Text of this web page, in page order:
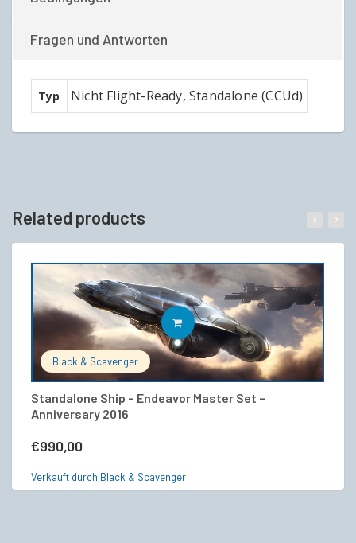
Fragen und Antworten
Typ Nicht Flight-Ready, Standalone (CCUd)
Related products
Black & Scavenger
Standalone Ship – Endeavor Master Set –
Anniversary 2016
€990,00
IN DEN WARENKORB
Verkauft durch Black & Scavenger